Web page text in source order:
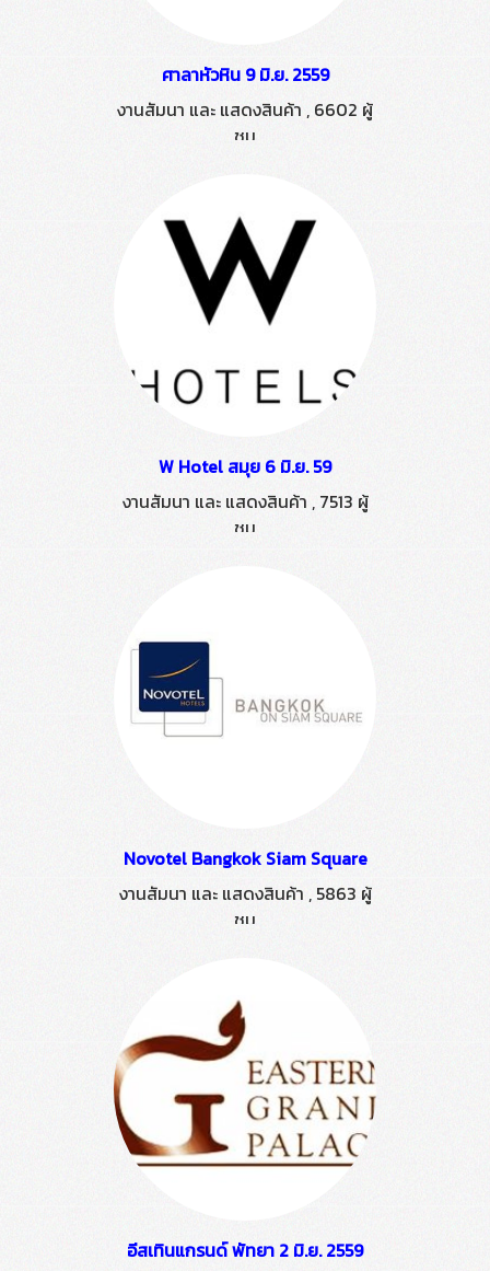
ศาลาหัวหิน 9 มิ.ย. 2559
งานสัมนา และ แสดงสินค้า , 6602 ผู้
ชม
W Hotel สมุย 6 มิ.ย. 59
งานสัมนา และ แสดงสินค้า , 7513 ผู้
ชม
Novotel Bangkok Siam Square
งานสัมนา และ แสดงสินค้า , 5863 ผู้
ชม
อีสเทินแกรนด์ พัทยา 2 มิ.ย. 2559